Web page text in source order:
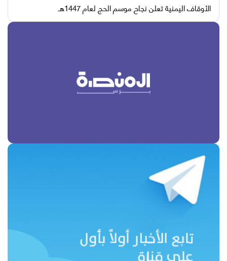
الأوقاف اليمنية تعلن نجاح موسم الحج لعام 1447هـ